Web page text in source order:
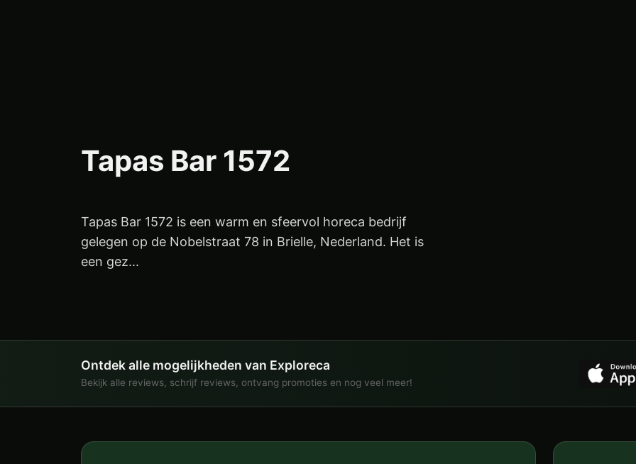
Tapas Bar 1572
Tapas Bar 1572 is een warm en sfeervol horeca bedrijf
gelegen op de Nobelstraat 78 in Brielle, Nederland. Het is
een gez...
Ontdek alle mogelijkheden van Exploreca
Bekijk alle reviews, schrijf reviews, ontvang promoties en nog veel meer!